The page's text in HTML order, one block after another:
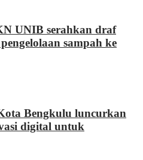
UNIB serahkan draf
sampah ke
Bengkulu luncurkan
digital untuk